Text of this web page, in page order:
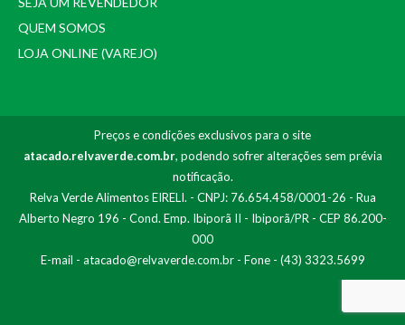
QUEM SOMOS
LOJA ONLINE (VAREJO)
Preços e condições exclusivos para o site
atacado.relvaverde.com.br, podendo sofrer alterações sem prévia
notificação.
Relva Verde Alimentos EIRELI. - CNPJ: 76.654.458/0001-26 - Rua
Alberto Negro 196 - Cond. Emp. Ibiporã II - Ibiporã/PR - CEP 86.200-
000
E-mail - atacado@relvaverde.com.br- Fone - (43) 3323.5699